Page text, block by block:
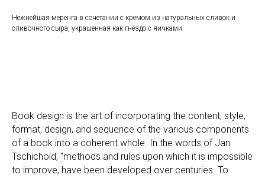
Нежнейшая меренга в сочетании с кремом из натуральных сливок и
сливочного сыра, украшенная как гнездо с яичками
Book design is the art of incorporating the content, style,
format, design, and sequence of the various components
of a book into a coherent whole. In the words of Jan
Tschichold, "methods and rules upon which it is impossible
to improve, have been developed over centuries. To